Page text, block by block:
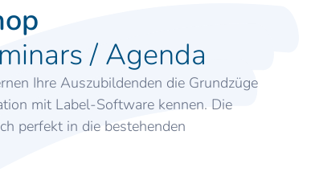
/ Agenda
Ihre Auszubildenden die Grundzüge
mit Label-Software kennen. Die
perfekt in die bestehenden